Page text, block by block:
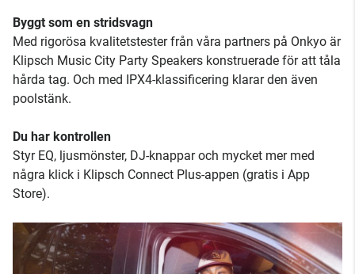
Byggt som en stridsvagn
Med rigorösa kvalitetstester från våra partners på Onkyo är
Klipsch Music City Party Speakers konstruerade för att tåla
hårda tag. Och med IPX4-klassificering klarar den även
poolstänk.
Du har kontrollen
Styr EQ, ljusmönster, DJ-knappar och mycket mer med
några klick i Klipsch Connect Plus-appen (gratis i App
Store).